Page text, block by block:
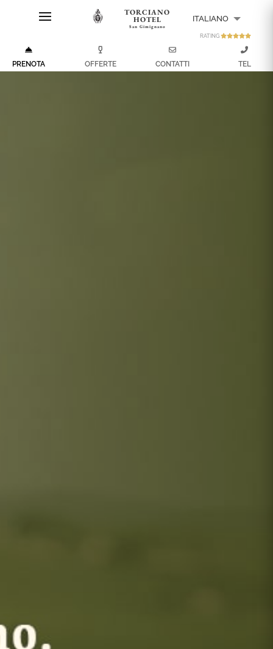
TORCIANO
HOTEL
San Gimignano
ITALIANO
RATING
PRENOTA OFFERTE CONTATTI TEL